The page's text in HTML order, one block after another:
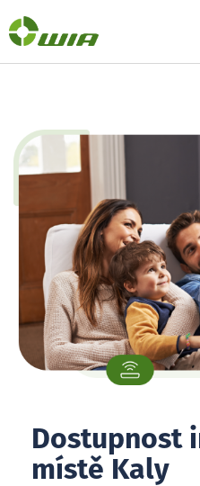
Dostupnost
místě Kaly